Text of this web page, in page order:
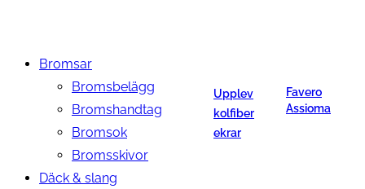
Bromsar
Bromsbelägg
Bromshandtag
Bromsok
Bromsskivor
Däck & slang
Upplev
kolfiber
ekrar
Favero
Assioma